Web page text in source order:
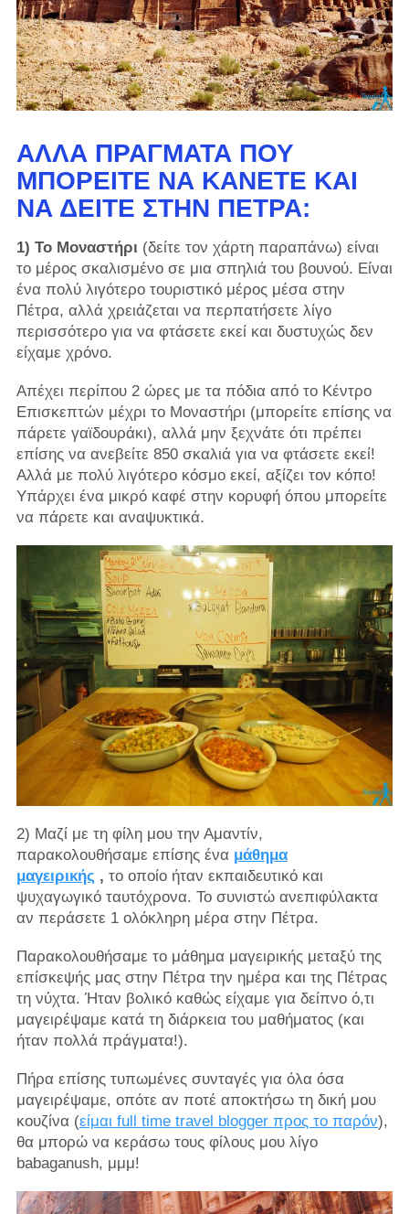
ΆΛΛΑ ΠΡΆΓΜΑΤΑ ΠΟΥ
ΜΠΟΡΕΊΤΕ ΝΑ ΚΆΝΕΤΕ ΚΑΙ
ΝΑ ΔΕΊΤΕ ΣΤΗΝ ΠΈΤΡΑ:
1) Το Μοναστήρι (δείτε τον χάρτη παραπάνω) είναι
το μέρος σκαλισμένο σε μια σπηλιά του βουνού. Είναι
ένα πολύ λιγότερο τουριστικό μέρος μέσα στην
Πέτρα, αλλά χρειάζεται να περπατήσετε λίγο
περισσότερο για να φτάσετε εκεί και δυστυχώς δεν
είχαμε χρόνο.
Απέχει περίπου 2 ώρες με τα πόδια από το Κέντρο
Επισκεπτών μέχρι το Μοναστήρι (μπορείτε επίσης να
πάρετε γαϊδουράκι), αλλά μην ξεχνάτε ότι πρέπει
επίσης να ανεβείτε 850 σκαλιά για να φτάσετε εκεί!
Αλλά με πολύ λιγότερο κόσμο εκεί, αξίζει τον κόπο!
Υπάρχει ένα μικρό καφέ στην κορυφή όπου μπορείτε
να πάρετε και αναψυκτικά.
2) Μαζί με τη φίλη μου την Αμαντίν,
παρακολουθήσαμε επίσης ένα μάθημα
μαγειρικής , το οποίο ήταν εκπαιδευτικό και
ψυχαγωγικό ταυτόχρονα. Το συνιστώ ανεπιφύλακτα
αν περάσετε 1 ολόκληρη μέρα στην Πέτρα.
Παρακολουθήσαμε το μάθημα μαγειρικής μεταξύ της
επίσκεψής μας στην Πέτρα την ημέρα και της Πέτρας
τη νύχτα. Ήταν βολικό καθώς είχαμε για δείπνο ό,τι
μαγειρέψαμε κατά τη διάρκεια του μαθήματος (και
ήταν πολλά πράγματα!).
Πήρα επίσης τυπωμένες συνταγές για όλα όσα
μαγειρέψαμε, οπότε αν ποτέ αποκτήσω τη δική μου
κουζίνα (είμαι full time travel blogger προς το παρόν),
θα μπορώ να κεράσω τους φίλους μου λίγο
babaganush, μμμ!